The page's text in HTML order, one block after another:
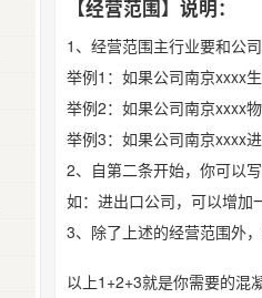
【经营范围】说明：
1、经营范围主行业要和公
举例1：如果公司南京xxxx
举例2：如果公司南京xxxx
举例3：如果公司南京xxxx
2、自第二条开始，你可以
如：进出口公司，可以增加
3、除了上述的经营范围外
以上1+2+3就是你需要的混